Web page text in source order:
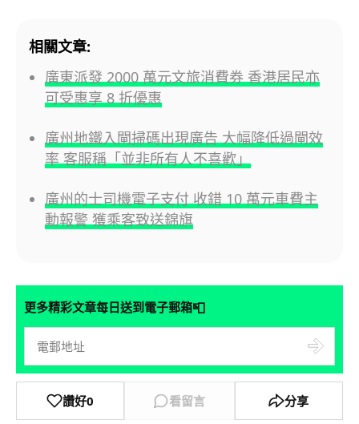
相關文章:
廣東派發 2000 萬元文旅消費券 香港居民亦
可受惠享 8 折優惠
廣州地鐵入閘掃碼出現廣告 大幅降低過閘效
率 客服稱「並非所有人不喜歡」
廣州的士司機電子支付 收錯 10 萬元車費主
動報警 獲乘客致送錦旗
更多精彩文章每日送到電子郵箱📮
讚好0 看留言 分享